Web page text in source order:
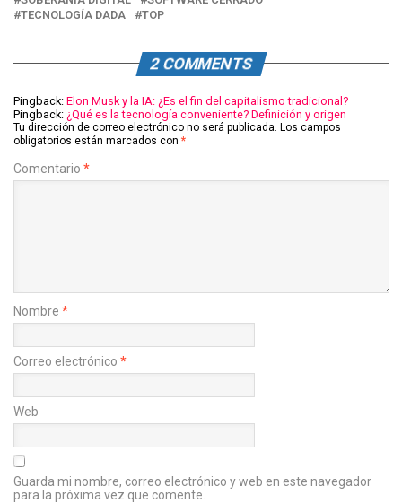
TECNOLOGÍA DADA
TOP
2 COMMENTS
Pingback: Elon Musk y la IA: ¿Es el fin del capitalismo tradicional?
Pingback: ¿Qué es la tecnología conveniente? Definición y origen
Tu dirección de correo electrónico no será publicada. Los campos
obligatorios están marcados con *
Comentario *
Nombre *
Correo electrónico *
Web
Guarda mi nombre, correo electrónico y web en este navegador
para la próxima vez que comente.